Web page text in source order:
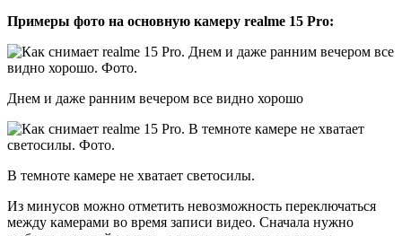
Примеры фото на основную камеру realme 15 Pro:
Днем и даже ранним вечером все видно хорошо
В темноте камере не хватает светосилы.
Из минусов можно отметить невозможность переключаться
между камерами во время записи видео. Сначала нужно